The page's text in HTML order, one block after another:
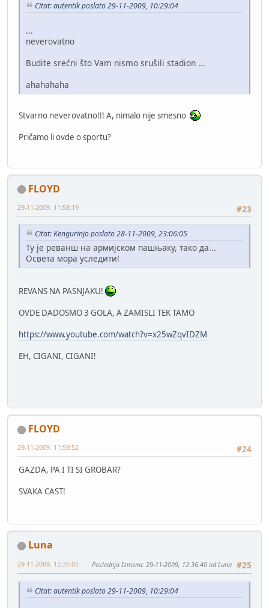
Citat: autentik poslato 29-11-2009, 10:29:04
...
neverovatno
Budite srećni što Vam nismo srušili stadion ...
ahahahaha
Stvarno neverovatno!!! A, nimalo nije smesno
Pričamo li ovde o sportu?
FLOYD
#23
29-11-2009, 11:58:19
Citat: Kengurinjo poslato 28-11-2009, 23:06:05
Ту је реванш на армијском пашњаку, тако да...
Освета мора уследити!
REVANS NA PASNJAKU!
OVDE DADOSMO 3 GOLA, A ZAMISLI TEK TAMO
https://www.youtube.com/watch?v=x25wZqvIDZM
EH, CIGANI, CIGANI!
FLOYD
#24
29-11-2009, 11:59:52
GAZDA, PA I TI SI GROBAR?
SVAKA CAST!
Luna
#25
29-11-2009, 12:35:05 Poslednja Izmena: 29-11-2009, 12:36:40 od Luna
Citat: autentik poslato 29-11-2009, 10:29:04